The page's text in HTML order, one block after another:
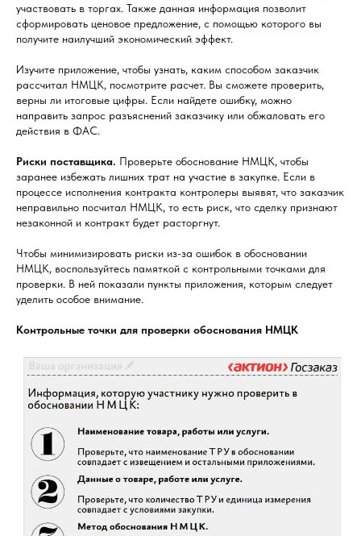
участвовать в торгах. Также данная информация позволит
сформировать ценовое предложение, с помощью которого вы
получите наилучший экономический эффект.
Изучите приложение, чтобы узнать, каким способом заказчик
рассчитал НМЦК, посмотрите расчет. Вы сможете проверить,
верны ли итоговые цифры. Если найдете ошибку, можно
направить запрос разъяснений заказчику или обжаловать его
действия в ФАС.
Риски поставщика. Проверьте обоснование НМЦК, чтобы
заранее избежать лишних трат на участие в закупке. Если в
процессе исполнения контракта контролеры выявят, что заказчик
неправильно посчитал НМЦК, то есть риск, что сделку признают
незаконной и контракт будет расторгнут.
Чтобы минимизировать риски из-за ошибок в обосновании
НМЦК, воспользуйтесь памяткой с контрольными точками для
проверки. В ней показали пункты приложения, которым следует
уделить особое внимание.
Контрольные точки для проверки обоснования НМЦК